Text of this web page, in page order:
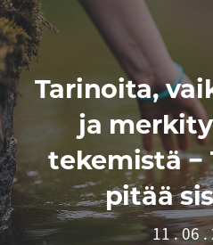
Tarinoita,
ja
tekemistä −
pitää
11 . 06 .